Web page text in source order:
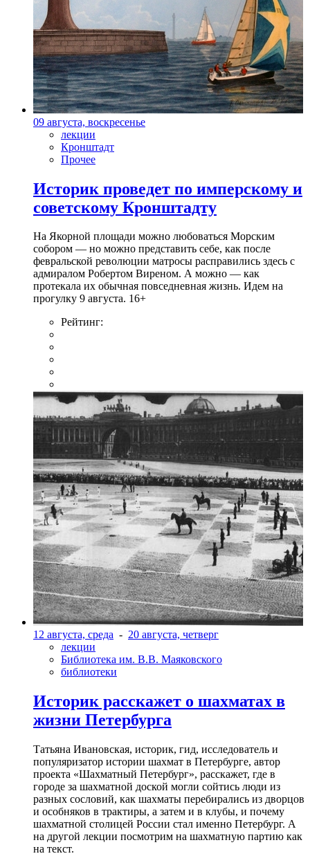
09 августа, воскресенье
лекции
Кронштадт
Прочее
Историк проведет по имперскому и
советскому Кронштадту
На Якорной площади можно любоваться Морским
собором — но можно представить себе, как после
февральской революции матросы расправились здесь с
адмиралом Робертом Виреном. А можно — как
протекала их обычная повседневная жизнь. Идем на
прогулку 9 августа. 16+
Рейтинг:
12 августа, среда - 20 августа, четверг
лекции
Библиотека им. В.В. Маяковского
библиотеки
Историк расскажет о шахматах в
жизни Петербурга
Татьяна Ивановская, историк, гид, исследователь и
популяризатор истории шахмат в Петербурге, автор
проекта «Шахматный Петербург», расскажет, где в
городе за шахматной доской могли сойтись люди из
разных сословий, как шахматы перебирались из дворцов
и особняков в трактиры, а затем и в клубы, и почему
шахматной столицей России стал именно Петербург. А
на другой лекции посмотрим на шахматную партию как
на текст.